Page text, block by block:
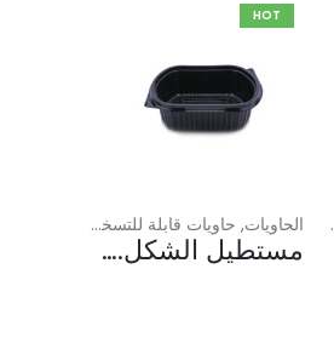
,لارج
HOT
الحاويات, حاويات قابلة للتسخين في الميكروويف
مستطيل الشكل.صينية ميكروويف 16 أوقيه